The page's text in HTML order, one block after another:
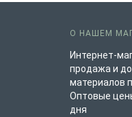
О НАШЕМ
Интернет-
продажа и
материалов
Оптовые
дня